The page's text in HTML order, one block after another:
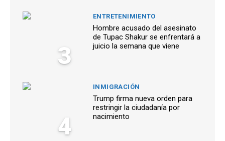
3
ENTRETENIMIENTO
Hombre acusado del asesinato
de Tupac Shakur se enfrentará a
juicio la semana que viene
4
INMIGRACIÓN
Trump firma nueva orden para
restringir la ciudadanía por
nacimiento